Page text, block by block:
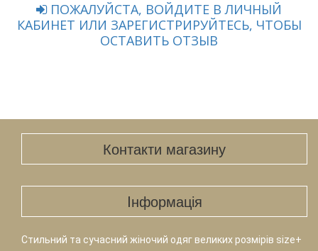
ПОЖАЛУЙСТА, ВОЙДИТЕ В ЛИЧНЫЙ
КАБИНЕТ ИЛИ ЗАРЕГИСТРИРУЙТЕСЬ, ЧТОБЫ
ОСТАВИТЬ ОТЗЫВ
Контакти магазину
Iнформація
Стильний та сучасний жіночий одяг великих розмірів size+